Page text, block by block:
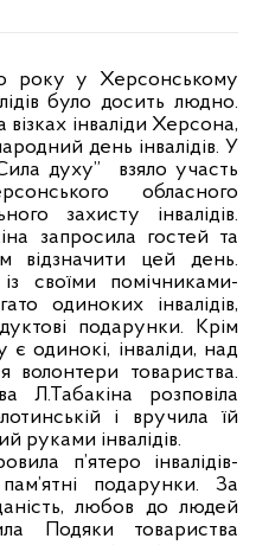
року у Херсонському
було досить людно.
інваліди Херсона,
день інвалідів. У
духу”
взяло участь
обласного
захисту інвалідів.
запросила гостей та
відзначити цей день.
своїми помічниками-
одиноких інвалідів,
подарунки. Крім
є одинокі, інваліди, над
волонтери товариства.
Л.Табакіна розповіла
і вручила їй
руками інвалідів.
п’ятеро інвалідів-
подарунки. За
любов до людей
Подяки товариства